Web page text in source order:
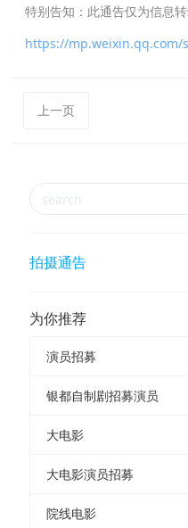
特别告知：此通告仅为信息转
https://mp.weixin.qq.com/
上一页
拍摄通告
为你推荐
演员招募
银都自制剧招募演员
大电影
大电影演员招募
院线电影